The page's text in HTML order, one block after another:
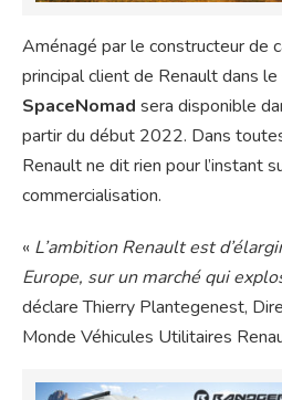
Aménagé par le constructeur de
principal client de Renault dans
SpaceNomad sera disponible
partir du début 2022. Dans
Renault ne dit rien pour l’instant
commercialisation.
« L’ambition Renault est
Europe, sur un marché qui
déclare Thierry Plantegenest,
Monde Véhicules Utilitaires